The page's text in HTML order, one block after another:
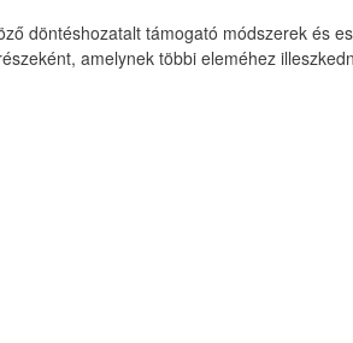
döntéshozatalt támogató módszerek és
amelynek többi eleméhez